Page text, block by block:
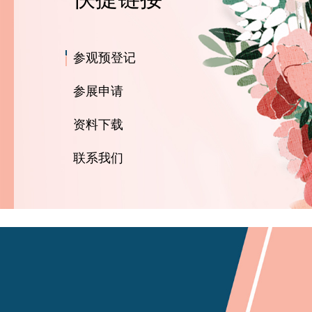
参观预登记
参展申请
资料下载
联系我们